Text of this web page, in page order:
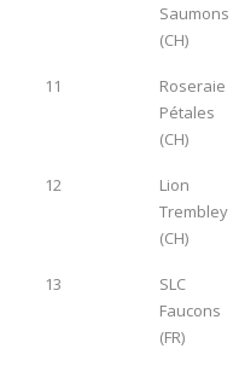
Saumons
(CH)
11
Roseraie
Pétales
(CH)
12
Lion
Trembley
(CH)
13
SLC
Faucons
(FR)